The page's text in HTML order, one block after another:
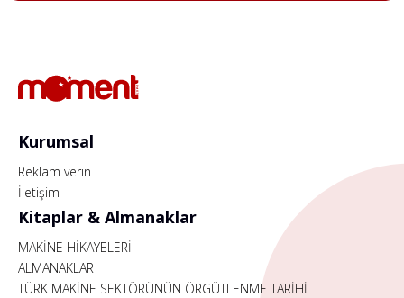
Kurumsal
Reklam verin
İletişim
Kitaplar & Almanaklar
MAKİNE HİKAYELERİ
ALMANAKLAR
TÜRK MAKİNE SEKTÖRÜNÜN ÖRGÜTLENME TARİHİ